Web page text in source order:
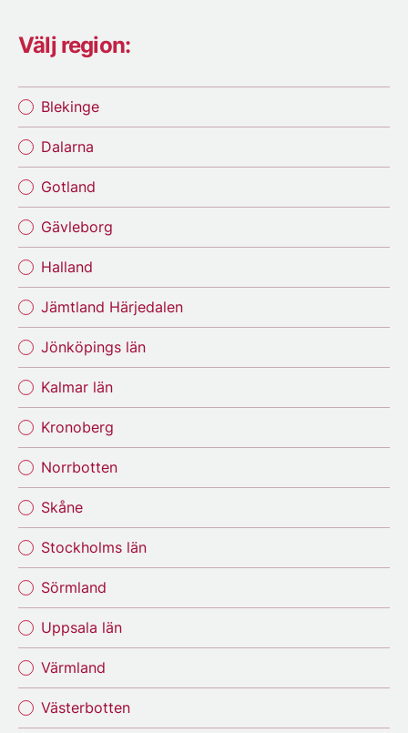
Välj region:
Blekinge
Dalarna
Gotland
Gävleborg
Halland
Jämtland Härjedalen
Jönköpings län
Kalmar län
Kronoberg
Norrbotten
Skåne
Stockholms län
Sörmland
Uppsala län
Värmland
Västerbotten